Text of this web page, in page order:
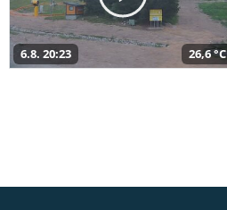
6.8. 20:23 26,6 °C